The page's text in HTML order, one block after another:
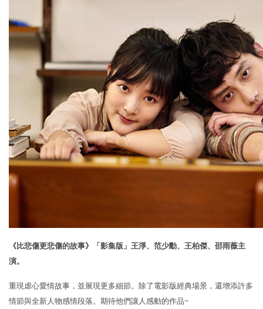
《比悲傷更悲傷的故事》「影集版」王淨、范少勳、王柏傑、邵雨薇主
演。
重現虐心愛情故事，並展現更多細節。除了電影版經典場景，還增添許多
情節與全新人物感情段落。期待他們讓人感動的作品~